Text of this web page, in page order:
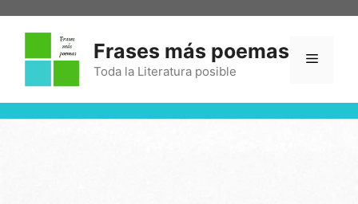
Frases más poemas
Toda la Literatura posible